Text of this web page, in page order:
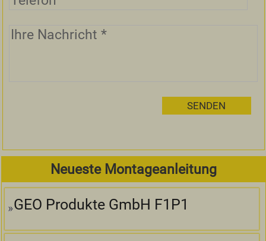
Neueste Montageanleitung
GEO Produkte GmbH F1P1